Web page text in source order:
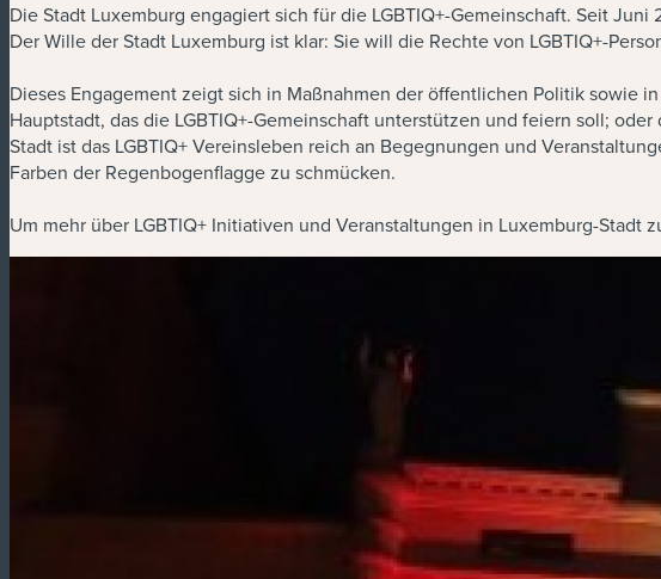
Die Stadt Luxemburg engagiert sich für die LGBTIQ+-Gemeinschaft. Seit
Der Wille der Stadt Luxemburg ist klar: Sie will die Rechte von LGBTIQ+-
Dieses Engagement zeigt sich in Maßnahmen der öffentlichen Politik sowie
Hauptstadt, das die LGBTIQ+-Gemeinschaft unterstützen und feiern soll;
Stadt ist das LGBTIQ+ Vereinsleben reich an Begegnungen und
Farben der Regenbogenflagge zu schmücken.
Um mehr über LGBTIQ+ Initiativen und Veranstaltungen in Luxemburg-Stadt